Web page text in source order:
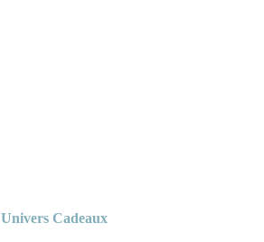
Univers Cadeaux